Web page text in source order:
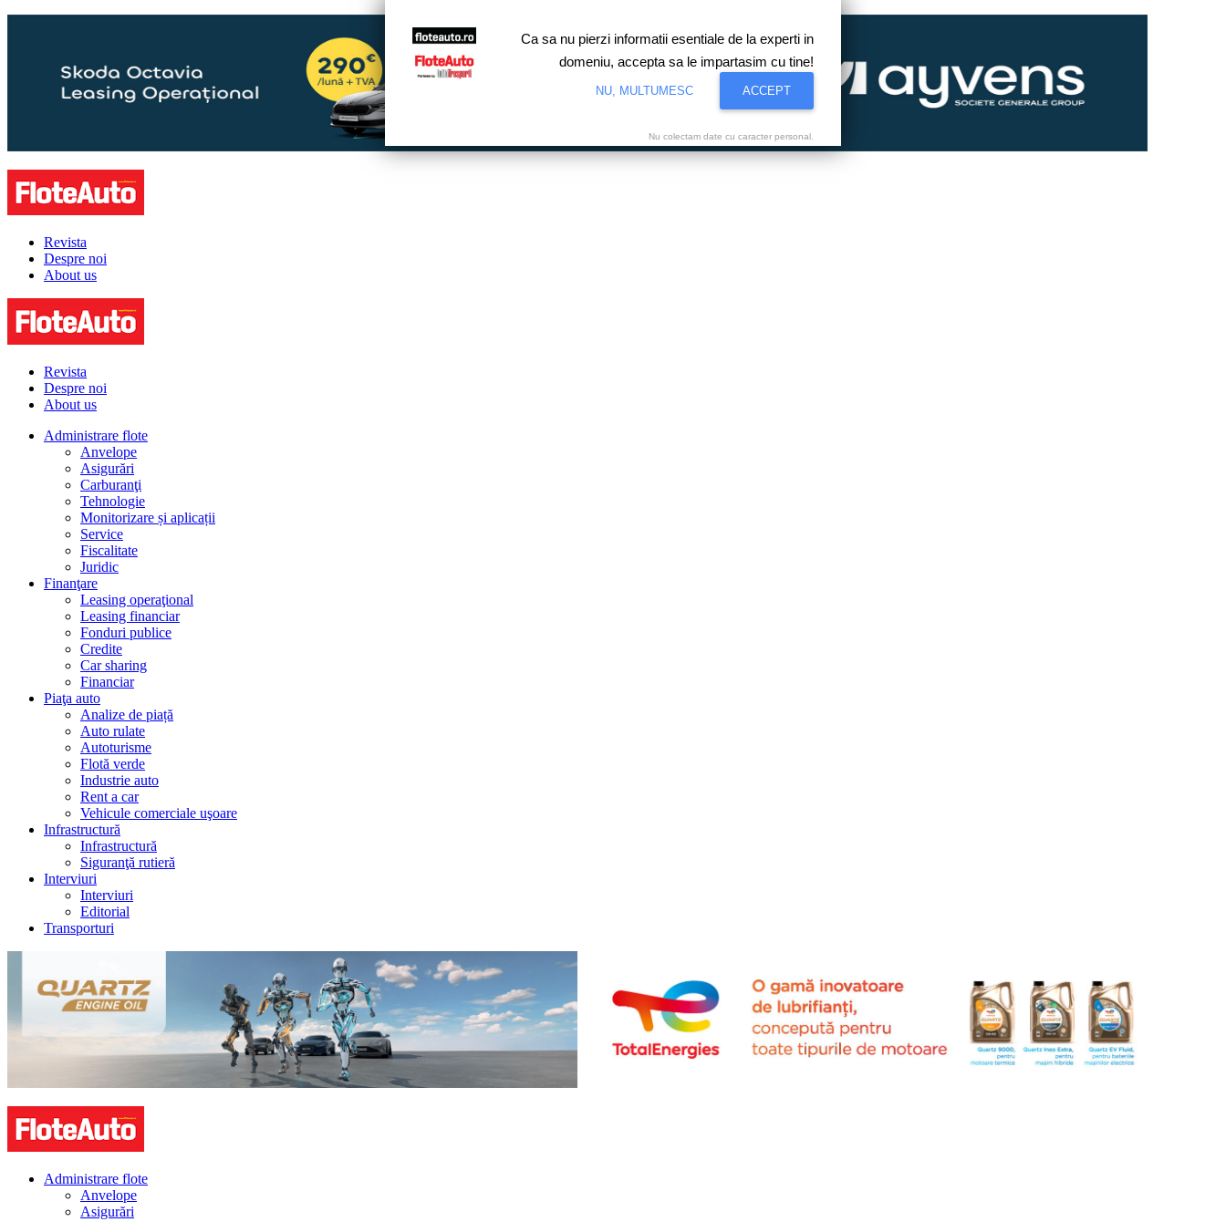
Revista
Despre noi
About us
Revista
Despre noi
About us
Administrare flote
Anvelope
Asigurări
Carburanţi
Tehnologie
Monitorizare și aplicații
Service
Fiscalitate
Juridic
Finanţare
Leasing operaţional
Leasing financiar
Fonduri publice
Credite
Car sharing
Financiar
Piaţa auto
Analize de piață
Auto rulate
Autoturisme
Flotă verde
Industrie auto
Rent a car
Vehicule comerciale uşoare
Infrastructură
Infrastructură
Siguranţă rutieră
Interviuri
Interviuri
Editorial
Transporturi
Administrare flote
Anvelope
Asigurări
Ca sa nu pierzi informatii esentiale de la experti in
domeniu, accepta sa le impartasim cu tine!
NU, MULTUMESC ACCEPT
Nu colectam date cu caracter personal.